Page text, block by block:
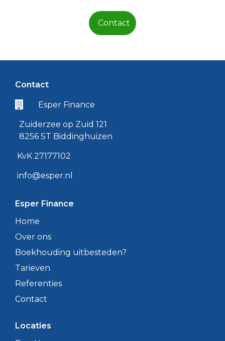
Contact
Contact
Esper Finance
Zuiderzee op Zuid 121
8256 ST Biddinghuizen
KvK 27177102
info@esper.nl
Esper Finance
Home
Over ons
Boekhouding uitbesteden?
Tarieven
Referenties
Contact
Locaties